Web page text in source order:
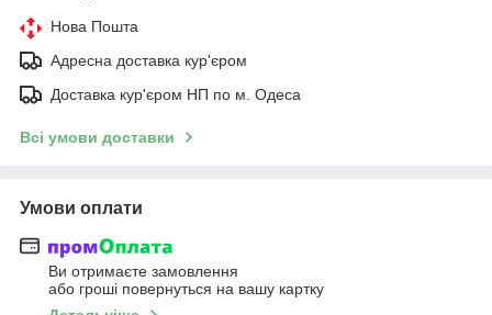
Нова Пошта
Адресна доставка кур'єром
Доставка кур'єром НП по м. Одеса
Всі умови доставки
Умови оплати
Ви отримаєте замовлення
або гроші повернуться на вашу картку